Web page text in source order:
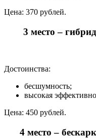
Цена: 370 рублей.
3 место –
Достоинства:
бесшумность;
высокая
Цена: 450 рублей.
4 место –